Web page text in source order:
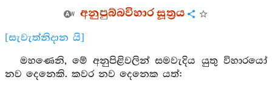
අනුපුබ්බවිහාර සූත්‍රය
[සැවැත්නිදාන යි]
මහණෙනි, මේ අනුපිළිවලින් සමවැදිය යුතු විහාරයෝ
නව දෙනෙකි. කවර නව දෙනෙක යත්: